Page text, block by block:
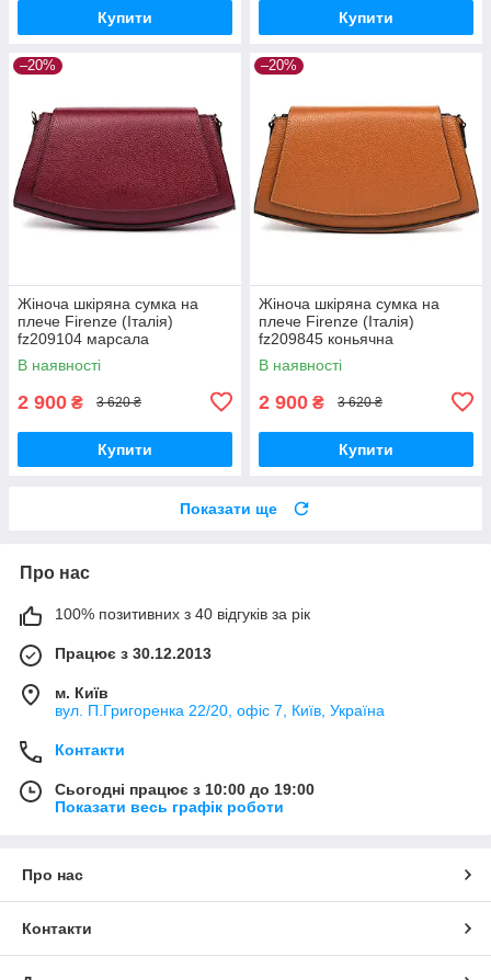
Купити Купити
–20%
Жіноча шкіряна сумка на
плече Firenze (Італія)
fz209104 марсала
В наявності
2 900 ₴ 3 620 ₴
Купити
–20%
Жіноча шкіряна сумка на
плече Firenze (Італія)
fz209845 коньячна
В наявності
2 900 ₴ 3 620 ₴
Купити
Показати ще
Про нас
100% позитивних з 40 відгуків за рік
Працює з 30.12.2013
м. Київ
вул. П.Григоренка 22/20, офіс 7, Київ, Україна
Контакти
Сьогодні працює з 10:00 до 19:00
Показати весь графік роботи
Про нас
Контакти